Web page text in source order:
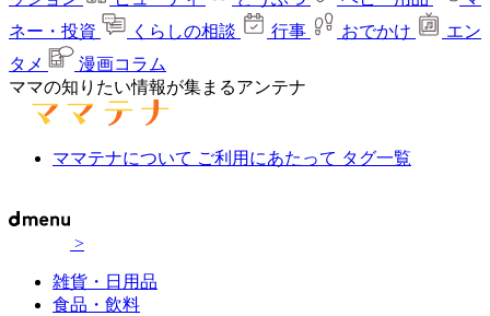
ネー・投資
くらしの相談 行事 おでかけ
エン
タメ
漫画コラム
ママの知りたい情報が集まるアンテナ
ママテナについて ご利用にあたって タグ一覧
>
雑貨・日用品
食品・飲料